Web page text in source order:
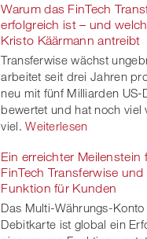
Warum das FinTech
erfolgreich ist – und
Kristo Käärmann antreibt
Transferwise wächst
arbeitet seit drei Jahren
neu mit fünf Milliarden US-
bewertet und hat noch viel
viel. Weiterlesen
Ein erreichter Meilenstein
FinTech Transferwise und
Funktion für Kunden
Das Multi-Währungs-Konto
Debitkarte ist global ein